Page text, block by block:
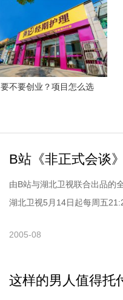
要不要创业？项目怎么选
B站《非正式会谈
由B站与湖北卫视联合出品的
湖北卫视5月14日起每周五
2005-08
这样的男人值得托